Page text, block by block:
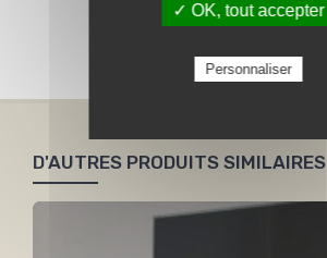
D'AUTRES PRODUITS SIMILAIRES
✓ OK, tout accepter
Personnaliser